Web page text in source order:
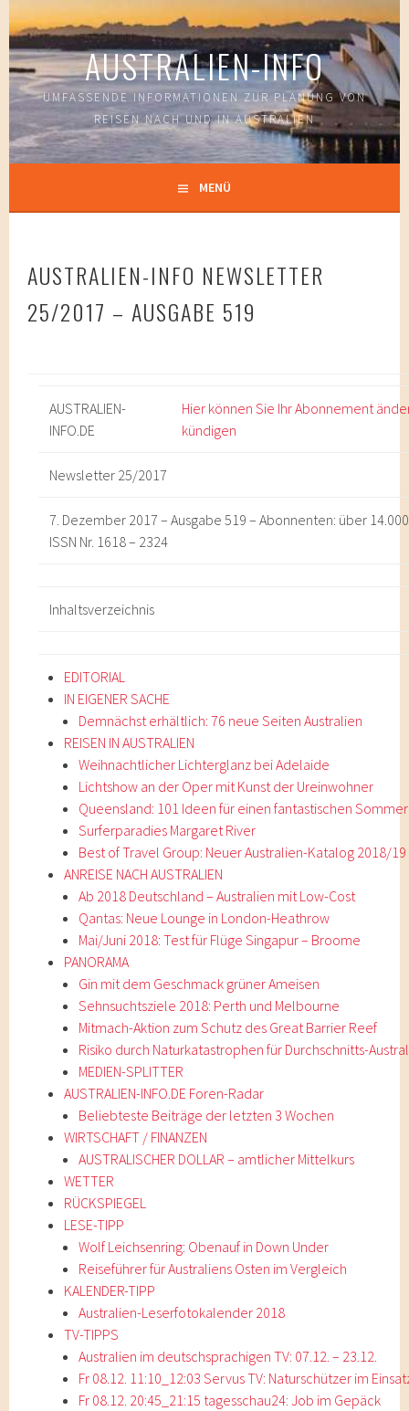
Springe
zum
Inhalt
AUSTRALIEN-INFO
UMFASSENDE INFORMATIONEN ZUR PLANUNG VON
REISEN NACH UND IN AUSTRALIEN
MENÜ
AUSTRALIEN-INFO NEWSLETTER
25/2017 – AUSGABE 519
AUSTRALIEN-
INFO.DE
Hier können Sie Ihr Abonnement
kündigen
Newsletter 25/2017
7. Dezember 2017 – Ausgabe 519 – Abonnenten: über 14.000
ISSN Nr. 1618 – 2324
Inhaltsverzeichnis
EDITORIAL
IN EIGENER SACHE
Demnächst erhältlich: 76 neue Seiten Australien
REISEN IN AUSTRALIEN
Weihnachtlicher Lichterglanz bei Adelaide
Lichtshow an der Oper mit Kunst der Ureinwohner
Queensland: 101 Ideen für einen fantastischen Sommer
Surferparadies Margaret River
Best of Travel Group: Neuer Australien-Katalog 2018/19
ANREISE NACH AUSTRALIEN
Ab 2018 Deutschland – Australien mit Low-Cost
Qantas: Neue Lounge in London-Heathrow
Mai/Juni 2018: Test für Flüge Singapur – Broome
PANORAMA
Gin mit dem Geschmack grüner Ameisen
Sehnsuchtsziele 2018: Perth und Melbourne
Mitmach-Aktion zum Schutz des Great Barrier Reef
Risiko durch Naturkatastrophen für Durchschnitts-
MEDIEN-SPLITTER
AUSTRALIEN-INFO.DE Foren-Radar
Beliebteste Beiträge der letzten 3 Wochen
WIRTSCHAFT / FINANZEN
AUSTRALISCHER DOLLAR – amtlicher Mittelkurs
WETTER
RÜCKSPIEGEL
LESE-TIPP
Wolf Leichsenring: Obenauf in Down Under
Reiseführer für Australiens Osten im Vergleich
KALENDER-TIPP
Australien-Leserfotokalender 2018
TV-TIPPS
Australien im deutschsprachigen TV: 07.12. – 23.12.
Fr 08.12. 11:10_12:03 Servus TV: Naturschützer im
Fr 08.12. 20:45_21:15 tagesschau24: Job im Gepäck